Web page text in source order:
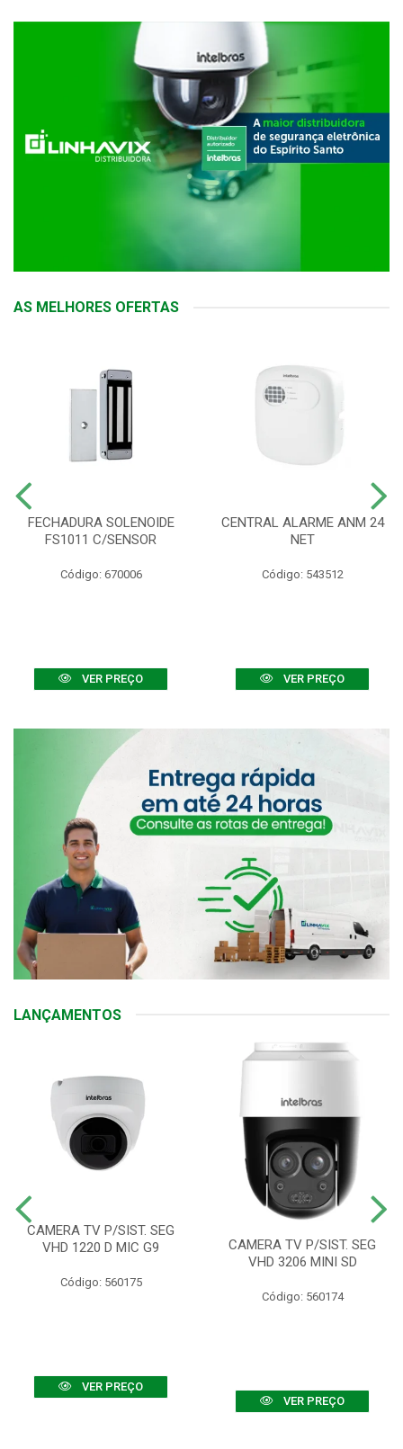
AS MELHORES OFERTAS
FECHADURA SOLENOIDE
FS1011 C/SENSOR
Código: 670006
VER PREÇO
CENTRAL ALARME ANM 24
NET
Código: 543512
VER PREÇO
LANÇAMENTOS
CAMERA TV P/SIST. SEG
VHD 1220 D MIC G9
Código: 560175
VER PREÇO
CAMERA TV P/SIST. SEG
VHD 3206 MINI SD
Código: 560174
VER PREÇO